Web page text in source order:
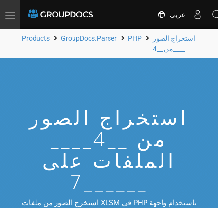
Toggle
عربي
Products GroupDocs.Parser PHP
استخراج الصور
استخراج الصور
الملفات على
استخرج الصور من ملفات XLSM في PHP باستخدام واجهة